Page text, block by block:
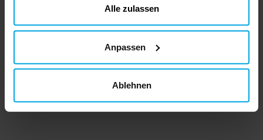
Alle zulassen
Anpassen
Ablehnen